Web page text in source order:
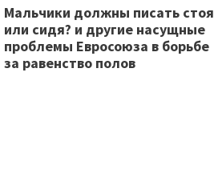
Мальчики должны писать стоя
или сидя? и другие насущные
проблемы Евросоюза в борьбе
за равенство полов